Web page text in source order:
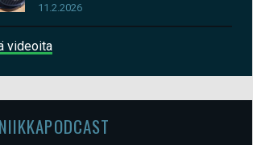
11.2.2026
videoita